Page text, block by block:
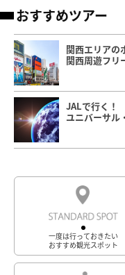
おすすめツアー
関西エリアの
関西周遊フリ
JALで行く！
ユニバーサル
一度は行っておきたい
おすすめ観光スポット